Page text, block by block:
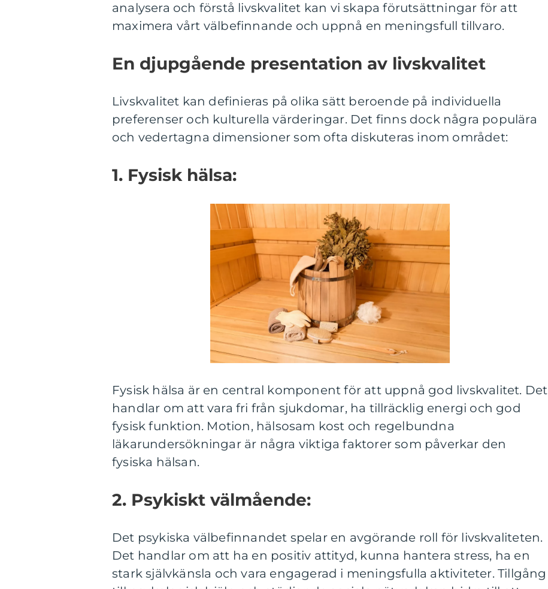
analysera och förstå livskvalitet kan vi skapa förutsättningar för att
maximera vårt välbefinnande och uppnå en meningsfull tillvaro.
En djupgående presentation av livskvalitet
Livskvalitet kan definieras på olika sätt beroende på individuella
preferenser och kulturella värderingar. Det finns dock några populära
och vedertagna dimensioner som ofta diskuteras inom området:
1. Fysisk hälsa:
Fysisk hälsa är en central komponent för att uppnå god livskvalitet. Det
handlar om att vara fri från sjukdomar, ha tillräcklig energi och god
fysisk funktion. Motion, hälsosam kost och regelbundna
läkarundersökningar är några viktiga faktorer som påverkar den
fysiska hälsan.
2. Psykiskt välmående:
Det psykiska välbefinnandet spelar en avgörande roll för livskvaliteten.
Det handlar om att ha en positiv attityd, kunna hantera stress, ha en
stark självkänsla och vara engagerad i meningsfulla aktiviteter. Tillgång